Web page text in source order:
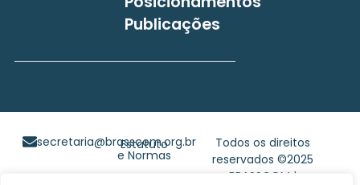
Publicações
Todos os direitos
reservados ©2025
BRASSCOM |
secretaria@brasscom.org.br
Estatuto
e Normas